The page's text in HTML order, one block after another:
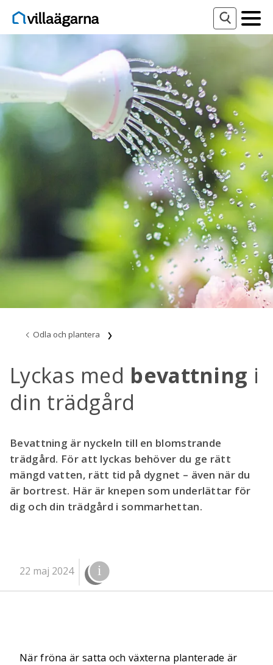
Odla och plantera
Lyckas med bevattning i
din trädgård
Bevattning är nyckeln till en blomstrande
trädgård. För att lyckas behöver du ge rätt
mängd vatten, rätt tid på dygnet – även när du
är bortrest. Här är knepen som underlättar för
dig och din trädgård i sommarhettan.
22 maj 2024
När fröna är satta och växterna planterade är